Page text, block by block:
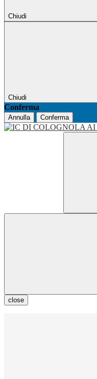
Chiudi
Chiudi
Conferma
Annulla Conferma
close